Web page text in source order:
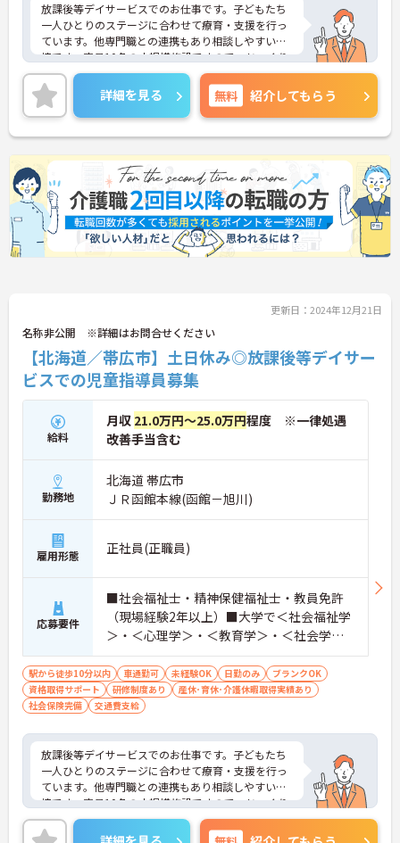
放課後等デイサービスでのお仕事です。子どもたち
一人ひとりのステージに合わせて療育・支援を行っ
ています。他専門職との連携もあり相談しやすい環
境です。定員10名の小規模施設ですので、じっくり
と向き合うことができます。ご興味のある方には、
面接対策ポイントなど、さらに詳細をお話しいたし
ますのでお気軽にご相談ください！
詳細を見る 無料 紹介してもらう
更新日：2024年12月21日
名称非公開 ※詳細はお問合せください
【北海道／帯広市】土日休み◎放課後等デイサー
ビスでの児童指導員募集
給料
月収 21.0万円～25.0万円程度 ※一律処遇
改善手当含む
勤務地
北海道 帯広市
ＪＲ函館本線(函館－旭川)
雇用形態 正社員(正職員)
応募要件
■社会福祉士・精神保健福祉士・教員免許
（現場経験2年以上）■大学で＜社会福祉学
＞・＜心理学＞・＜教育学＞・＜社会学＞
のいずれかの単位を取得している方 ■普
通自動車免許※送迎業務必須 ※未経験・ブ
ランクのある方も歓迎
駅から徒歩10分以内 車通勤可 未経験OK 日勤のみ
ブランクOK
資格取得サポート
研修制度あり
産休･育休･介護休暇取得実績あり
社会保険完備
交通費支給
放課後等デイサービスでのお仕事です。子どもたち
一人ひとりのステージに合わせて療育・支援を行っ
ています。他専門職との連携もあり相談しやすい環
境です。定員10名の小規模施設ですので、じっくり
と向き合うことができます。ご興味のある方には、
面接対策ポイントなど、さらに詳細をお話しいたし